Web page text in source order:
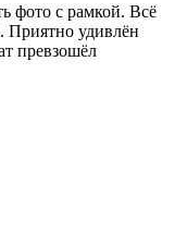
фото с рамкой. Всё
Приятно удивлён
превзошёл